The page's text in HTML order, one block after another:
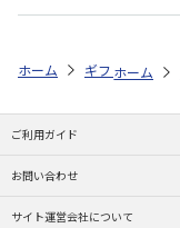
ホーム ギフトストア
ホーム
ご利用ガイド
お問い合わせ
サイト運営会社について